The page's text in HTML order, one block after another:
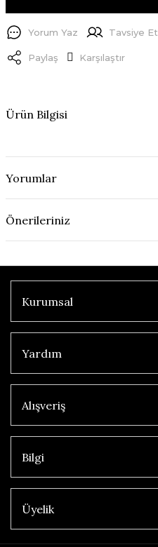
Yorum Yaz Tavsiye Et
Paylaş Karşılaştır
Ürün Bilgisi
Yorumlar
Önerileriniz
Kurumsal
Yardım
Alışveriş
Bilgi
Üyelik